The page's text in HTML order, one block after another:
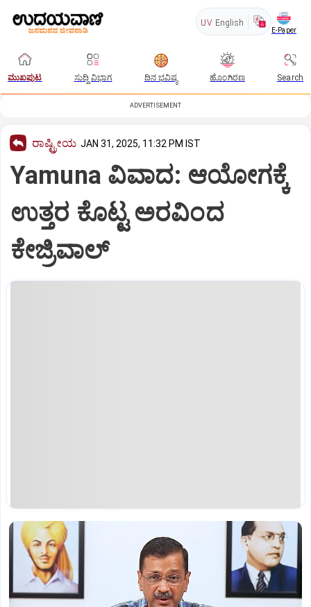
UV English
E-Paper
ಮುಖಪುಟ ಸುದ್ದಿ ವಿಭಾಗ ದಿನ ಭವಿಷ್ಯ ಹೊಂಗಿರಣ Search
ADVERTISEMENT
ರಾಷ್ಟ್ರೀಯ JAN 31, 2025, 11:32 PM IST
Yamuna ವಿವಾದ: ಆಯೋಗಕ್ಕೆ
ಉತ್ತರ ಕೊಟ್ಟ ಅರವಿಂದ
ಕೇಜ್ರಿವಾಲ್‌